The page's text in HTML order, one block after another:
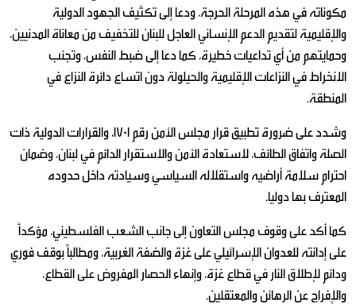
مكوناته في هذه المرحلة الحرجة، ودعا إلى تكثيف الجهود الدولية
والإقليمية لتقديم الدعم الإنساني العاجل للبنان للتخفيف من معاناة المدنيين،
وحمايتهم من أي تداعيات خطيرة، كما دعا إلى ضبط النفس، وتجنب
الانخراط في النزاعات الإقليمية والحيلولة دون اتساع دائرة النزاع في
المنطقة.
وشدد على ضرورة تطبيق قرار مجلس الأمن رقم 1701، والقرارات الدولية ذات
الصلة واتفاق الطائف، لاستعادة الأمن والاستقرار الدائم في لبنان، وضمان
احترام سلامة أراضيه واستقلاله السياسي وسيادته داخل حدوده
المعترف بها دوليا.
كما أكد على وقوف مجلس التعاون إلى جانب الشعب الفلسطيني، مؤكداً
على إدانته للعدوان الإسرائيلي على غزة والضفة الغربية، ومطالباً بوقف فوري
ودائم لإطلاق النار في قطاع غزة، وإنهاء الحصار المفروض على القطاع،
والإفراج عن الرهائن والمعتقلين.